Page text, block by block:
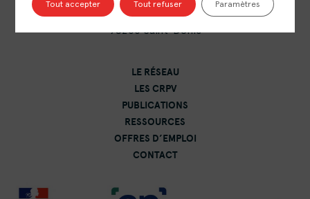
15 rue Catulienne
93200 Saint-Denis
LE RÉSEAU
LES CRPV
PUBLICATIONS
RESSOURCES
OFFRES D’EMPLOI
CONTACT
Tout accepter Tout refuser Paramètres